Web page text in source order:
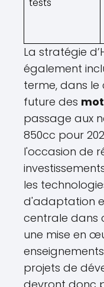
La stratégie
également
terme, dans le
future des
passage aux
850cc pour
l'occasion de
les
d'adaptation
centrale dans
une mise en
projets de